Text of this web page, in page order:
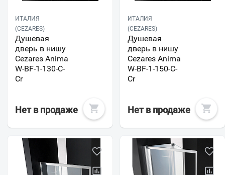
ИТАЛИЯ
(CEZARES)
Душевая
дверь в нишу
Cezares Anima
W-BF-1-130-C-
Cr
Нет в продаже
ИТАЛИЯ
(CEZARES)
Душевая
дверь в нишу
Cezares Anima
W-BF-1-150-C-
Cr
Нет в продаже